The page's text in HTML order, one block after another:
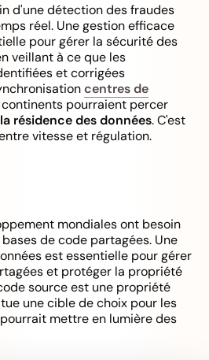
d'une détection des fraudes
réel. Une gestion efficace
pour gérer la sécurité des
veillant à ce que les
et corrigées
centres de
pourraient percer
résidence des données. C'est
vitesse et régulation.
mondiales ont besoin
de code partagées. Une
est essentielle pour gérer
et protéger la propriété
source est une propriété
une cible de choix pour les
mettre en lumière des